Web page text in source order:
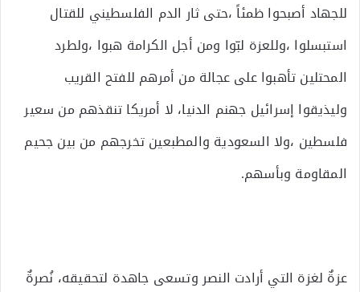
للجهاد أصبحوا ظمئاً ،حتى ثار الدم الفلسطيني للقتال
استبسلوا ،وللعزة لبّوا ومن أجل الكرامة هبوا ،ولطرد
المحتلين تأهبوا على عجالة من أمرهم للفتح القريب
وليذيقوا إسرائيل جهنم الدنيا، لا أمريكا تنقذهم من سعير
فلسطين ،ولا السعودية والمطبعين تخرجهم من بين جحيم
المقاومة وبأسهم.
عزةٌ لغزة التي أرادت النصر وتسعى جاهدة لتحقيقه، نُصرةٌ